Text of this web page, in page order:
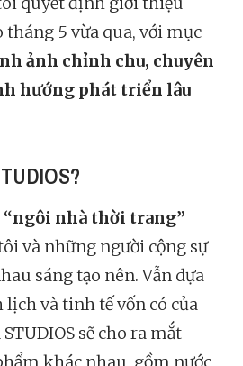
tháng 5 vừa qua, với mục
ảnh chỉnh chu, chuyên
hướng phát triển lâu
“ngôi nhà thời trang”
và những người cộng sự
sáng tạo nên. Vẫn dựa
và tinh tế vốn có của
sẽ cho ra mắt